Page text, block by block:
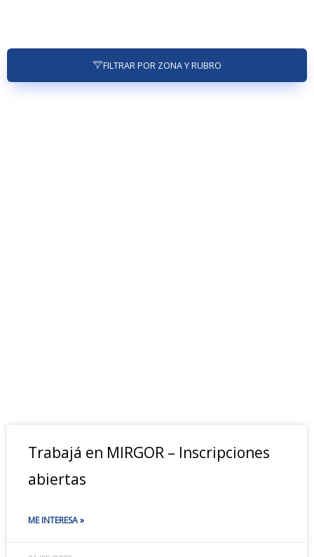
FILTRAR POR ZONA Y RUBRO
Trabajá en MIRGOR – Inscripciones
abiertas
ME INTERESA »